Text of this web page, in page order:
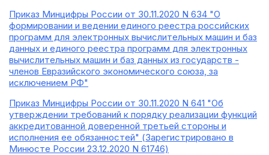
Приказ Минцифры России от 30.11.2020 N 634 "О
формировании и ведении единого реестра российских
программ для электронных вычислительных машин и баз
данных и единого реестра программ для электронных
вычислительных машин и баз данных из государств -
членов Евразийского экономического союза, за
исключением РФ"
Приказ Минцифры России от 30.11.2020 N 641 "Об
утверждении требований к порядку реализации функций
аккредитованной доверенной третьей стороны и
исполнения ее обязанностей" (Зарегистрировано в
Минюсте России 23.12.2020 N 61746)